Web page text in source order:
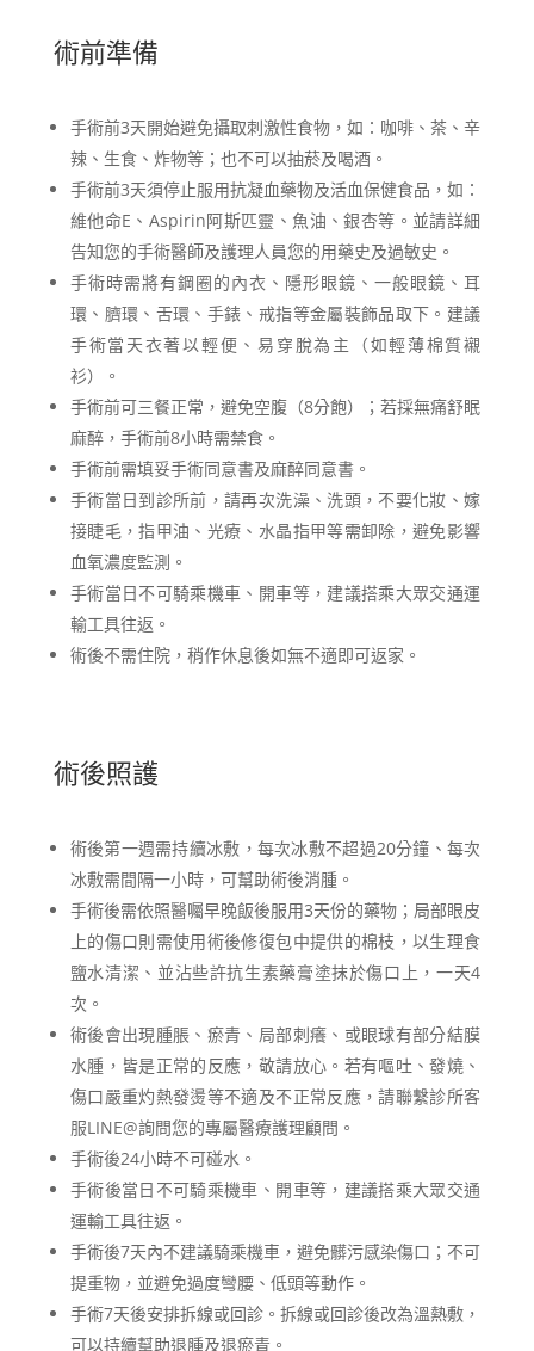
術前準備
手術前3天開始避免攝取刺激性食物，如：咖啡、茶、辛
辣、生食、炸物等；也不可以抽菸及喝酒。
手術前3天須停止服用抗凝血藥物及活血保健食品，如：
維他命E、Aspirin阿斯匹靈、魚油、銀杏等。並請詳細
告知您的手術醫師及護理人員您的用藥史及過敏史。
手術時需將有鋼圈的內衣、隱形眼鏡、一般眼鏡、耳
環、臍環、舌環、手錶、戒指等金屬裝飾品取下。建議
手術當天衣著以輕便、易穿脫為主（如輕薄棉質襯
衫）。
手術前可三餐正常，避免空腹（8分飽）；若採無痛舒眠
麻醉，手術前8小時需禁食。
手術前需填妥手術同意書及麻醉同意書。
手術當日到診所前，請再次洗澡、洗頭，不要化妝、嫁
接睫毛，指甲油、光療、水晶指甲等需卸除，避免影響
血氧濃度監測。
手術當日不可騎乘機車、開車等，建議搭乘大眾交通運
輸工具往返。
術後不需住院，稍作休息後如無不適即可返家。
術後照護
術後第一週需持續冰敷，每次冰敷不超過20分鐘、每次
冰敷需間隔一小時，可幫助術後消腫。
手術後需依照醫囑早晚飯後服用3天份的藥物；局部眼皮
上的傷口則需使用術後修復包中提供的棉枝，以生理食
鹽水清潔、並沾些許抗生素藥膏塗抹於傷口上，一天4
次。
術後會出現腫脹、瘀青、局部刺癢、或眼球有部分結膜
水腫，皆是正常的反應，敬請放心。若有嘔吐、發燒、
傷口嚴重灼熱發燙等不適及不正常反應，請聯繫診所客
服LINE@詢問您的專屬醫療護理顧問。
手術後24小時不可碰水。
手術後當日不可騎乘機車、開車等，建議搭乘大眾交通
運輸工具往返。
手術後7天內不建議騎乘機車，避免髒污感染傷口；不可
提重物，並避免過度彎腰、低頭等動作。
手術7天後安排拆線或回診。拆線或回診後改為溫熱敷，
可以持續幫助退腫及退瘀青。